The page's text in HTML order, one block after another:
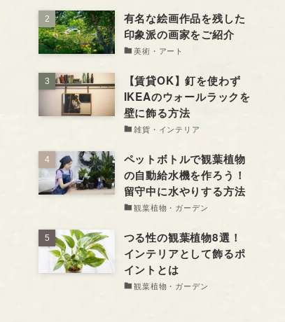
有名な絵画作品を残した
印象派の画家をご紹介
美術・アート
【賃貸OK】釘を使わず
IKEAのウォールラックを
壁に飾る方法
雑貨・インテリア
ペットボトルで観葉植物
の自動給水機を作ろう！
留守中に水やりする方法
観葉植物・ガーデン
つる性の観葉植物8選！
インテリアとして飾るポ
イントとは
観葉植物・ガーデン